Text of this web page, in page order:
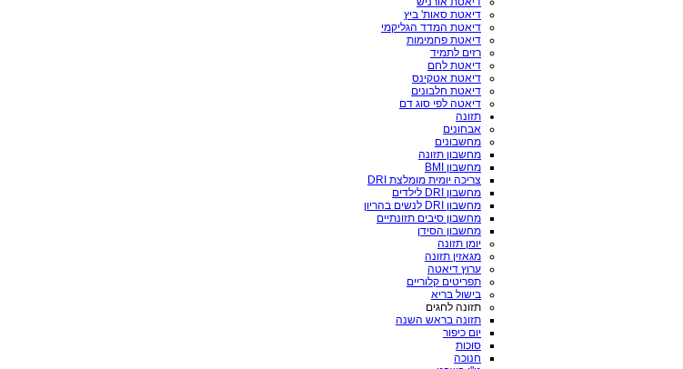
דיאטת סאות' ביץ
דיאטת המדד הגליקמי
דיאטת פחמימות
רזים לתמיד
דיאטת לחם
דיאטת אטקינס
דיאטת חלבונים
דיאטה לפי סוג דם
תזונה
אבחונים
מחשבונים
מחשבון תזונה
מחשבון BMI
צריכה יומית מומלצת DRI
מחשבון DRI לילדים
מחשבון DRI לנשים בהריון
מחשבון סיבים תזונתיים
מחשבון הסידן
יומן תזונה
מגאזין תזונה
ערוץ דיאטה
תפריטים קלוריים
בישול בריא
תזונה לחגים
תזונה בראש השנה
יום כיפור
סוכות
חנוכה